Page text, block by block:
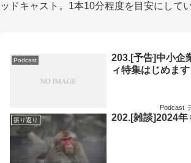
ッドキャスト。1本10分程度を目安にしてい
Podcast
203.[予告]中小企
ィ特集はじめます
Podcast
振り返り 202.[雑談]2024年